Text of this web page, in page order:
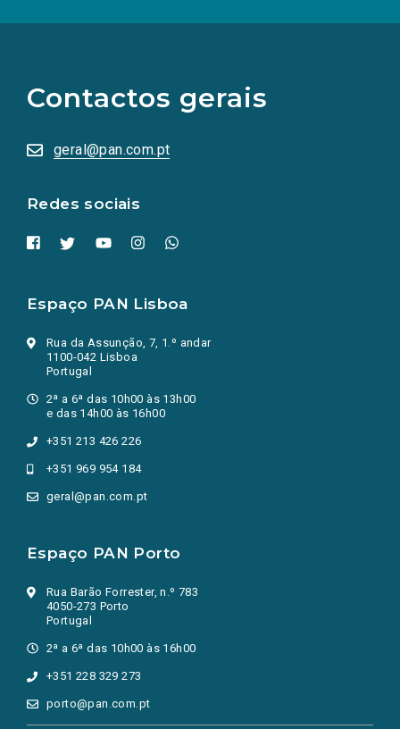
Contactos gerais
geral@pan.com.pt
Redes sociais
redes
sociais
numa
nova
Espaço PAN Lisboa
Rua da Assunção, 7, 1.º andar
1100-042 Lisboa
Portugal
2ª a 6ª das 10h00 às 13h00
e das 14h00 às 16h00
+351 213 426 226
+351 969 954 184
geral@pan.com.pt
Espaço PAN Porto
Rua Barão Forrester, n.º 783
4050-273 Porto
Portugal
2ª a 6ª das 10h00 às 16h00
+351 228 329 273
porto@pan.com.pt